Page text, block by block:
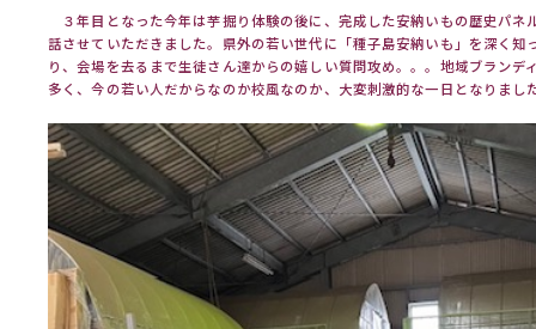
３年目となった今年は芋掘り体験の後に、完成した安納いもの歴史パネ
話させていただきました。県外の若い世代に「種子島安納いも」を深く知
り、会場を去るまで生徒さん達からの嬉しい質問攻め。。。地域ブランデ
多く、今の若い人だからなのか校風なのか、大変刺激的な一日となりまし